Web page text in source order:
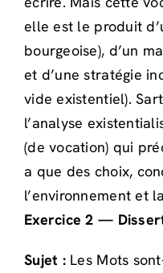
elle est le produit
bourgeoise), d’un
et d’une stratégie
vide existentiel).
l’analyse
(de vocation) qui
a que des choix,
l’environnement et
Exercice 2 —
Sujet :Les Mots